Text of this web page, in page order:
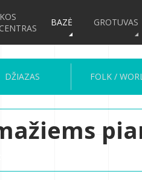
BAZĖ GROTUVAS
DŽIAZAS FOLK /